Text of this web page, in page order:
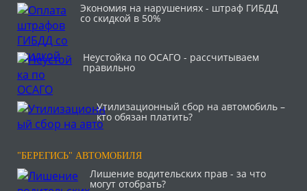
Экономия на нарушениях - штраф ГИБДД
со скидкой в 50%
Неустойка по ОСАГО - рассчитываем
правильно
Утилизационный сбор на автомобиль –
кто обязан платить?
"БЕРЕГИСЬ" АВТОМОБИЛЯ
Лишение водительских прав - за что
могут отобрать?